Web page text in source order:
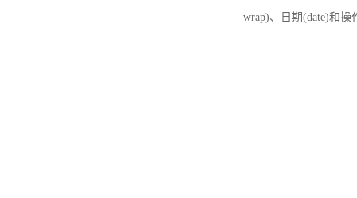
wrap)、日期(date)和操